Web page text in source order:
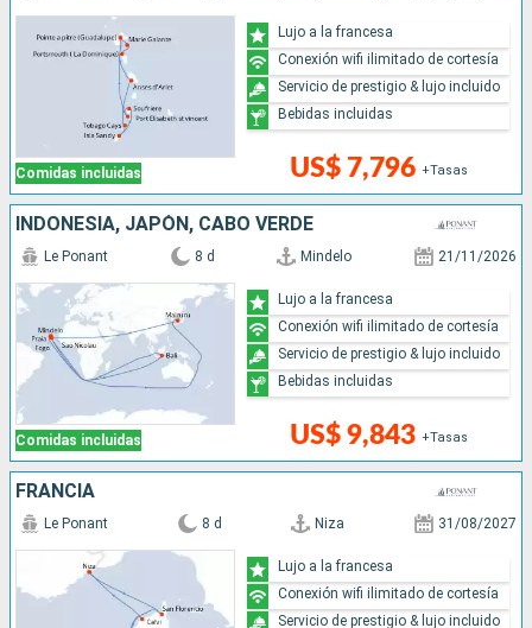
Comidas incluidas US$ 7,796 +Tasas
Lujo a la francesa
Conexión wifi ilimitado de cortesía
Servicio de prestigio & lujo incluido
Bebidas incluidas
INDONESIA, JAPÓN, CABO VERDE
Comidas incluidas
Le Ponant 8 d Mindelo 21/11/2026
US$ 9,843 +Tasas
Lujo a la francesa
Conexión wifi ilimitado de cortesía
Servicio de prestigio & lujo incluido
Bebidas incluidas
FRANCIA
Le Ponant 8 d Niza 31/08/2027
Lujo a la francesa
Conexión wifi ilimitado de cortesía
Servicio de prestigio & lujo incluido